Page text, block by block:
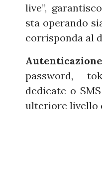
live”,
sta operando
corrisponda al
password,
dedicate o
ulteriore livello